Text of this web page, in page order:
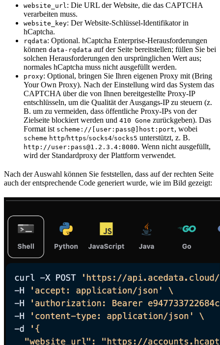
website_url : Die URL der Website, die das CAPTCHA
verarbeiten muss.
website_key: Der Website-Schlüssel-Identifikator in
hCaptcha.
rqdata: Optional. hCaptcha Enterprise-Herausforderungen
können data-rqdata auf der Seite bereitstellen; füllen Sie bei
solchen Herausforderungen den ursprünglichen Wert aus;
normales hCaptcha muss nicht ausgefüllt werden.
proxy: Optional, bringen Sie Ihren eigenen Proxy mit (Bring
Your Own Proxy). Nach der Einstellung wird das System das
CAPTCHA über die von Ihnen bereitgestellte Proxy-IP
entschlüsseln, um die Qualität der Ausgangs-IP zu steuern (z.
B. um zu vermeiden, dass öffentliche Proxy-IPs von der
Zielseite blockiert werden und 410 Gone zurückgeben). Das
Format ist scheme://[user:pass@]host:port, wobei
scheme http/https/socks4/socks5 unterstützt, z. B.
http://user:pass@1.2.3.4:8080. Wenn nicht ausgefüllt,
wird der Standardproxy der Plattform verwendet.
Nach der Auswahl können Sie feststellen, dass auf der rechten Seite
auch der entsprechende Code generiert wurde, wie im Bild gezeigt: